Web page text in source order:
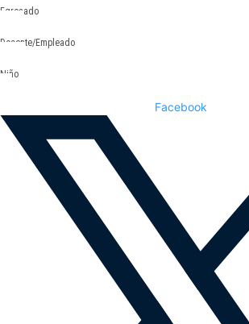
Egresado
Docente/Empleado
Niño
Facebook